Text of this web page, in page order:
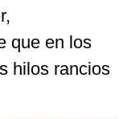
que en los
hilos rancios